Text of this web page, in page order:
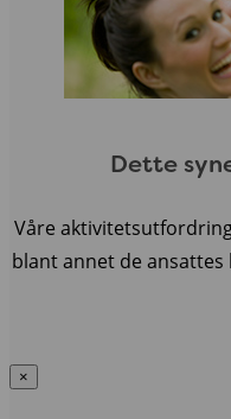
Dette
Våre
blant annet de
×